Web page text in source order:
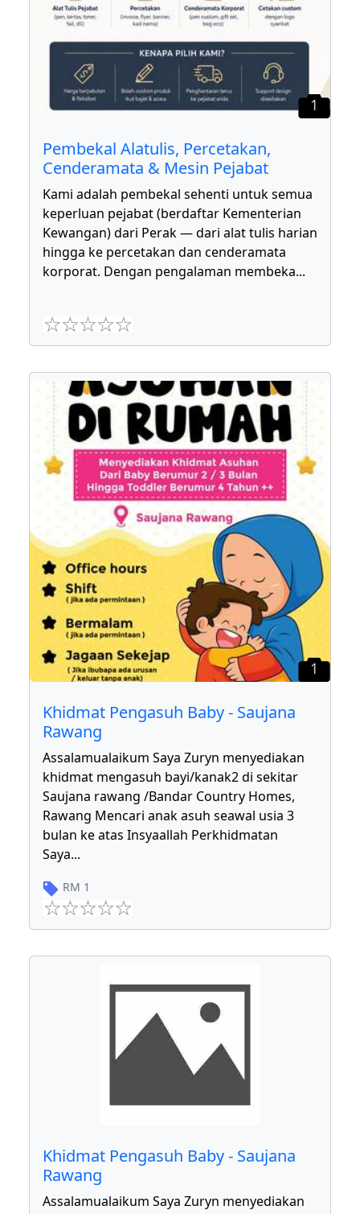
1
Pembekal Alatulis, Percetakan,
Cenderamata & Mesin Pejabat
Kami adalah pembekal sehenti untuk semua
keperluan pejabat (berdaftar Kementerian
Kewangan) dari Perak — dari alat tulis harian
hingga ke percetakan dan cenderamata
korporat. Dengan pengalaman membeka...
1
Khidmat Pengasuh Baby - Saujana
Rawang
Assalamualaikum Saya Zuryn menyediakan
khidmat mengasuh bayi/kanak2 di sekitar
Saujana rawang /Bandar Country Homes,
Rawang Mencari anak asuh seawal usia 3
bulan ke atas Insyaallah Perkhidmatan
Saya...
RM 1
Khidmat Pengasuh Baby - Saujana
Rawang
Assalamualaikum Saya Zuryn menyediakan